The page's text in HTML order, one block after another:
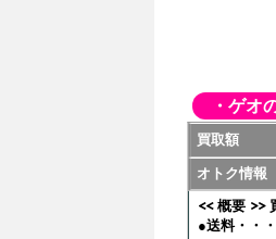
・ゲオ
買取額
オトク情報
<< 概要 >>
●送料・・